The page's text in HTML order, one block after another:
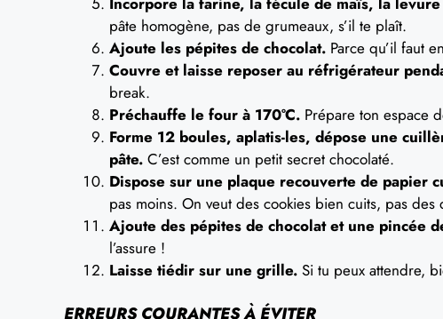
pâte homogène, pas de grumeaux, s’il te plaît.
Ajoute les pépites de chocolat. Parce qu’il faut
Couvre et laisse reposer au réfrigérateur
break.
Préchauffe le four à 170°C. Prépare ton espace
Forme 12 boules, aplatis-les, dépose une
pâte. C’est comme un petit secret chocolaté.
Dispose sur une plaque recouverte de papier
pas moins. On veut des cookies bien cuits, pas des
Ajoute des pépites de chocolat et une pincée
l’assure !
Laisse tiédir sur une grille. Si tu peux attendre,
ERREURS COURANTES À ÉVITER